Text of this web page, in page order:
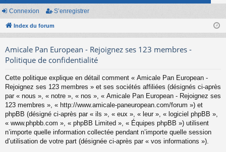
or
u
s
e
sit nr
r
Connexion S’enregistrer
Index du forum
Amicale Pan European - Rejoignez ses 123 membres -
Politique de confidentialité
Cette politique explique en détail comment « Amicale Pan European -
Rejoignez ses 123 membres » et ses sociétés affiliées (désignés ci-après
par « nous », « notre », « nos », « Amicale Pan European - Rejoignez ses
123 membres », « http://www.amicale-paneuropean.com/forum ») et
phpBB (désigné ci-après par « ils », « eux », « leur », « logiciel phpBB »,
« www.phpbb.com », « phpBB Limited », « Équipes phpBB ») utilisent
n’importe quelle information collectée pendant n’importe quelle session
d’utilisation de votre part (désignée ci-après par « vos informations »).